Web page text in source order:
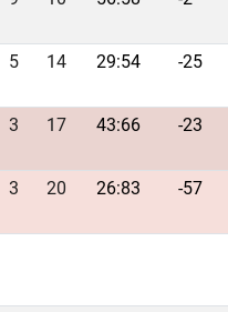
5 14 29:54 -25
3 17 43:66 -23
3 20 26:83 -57